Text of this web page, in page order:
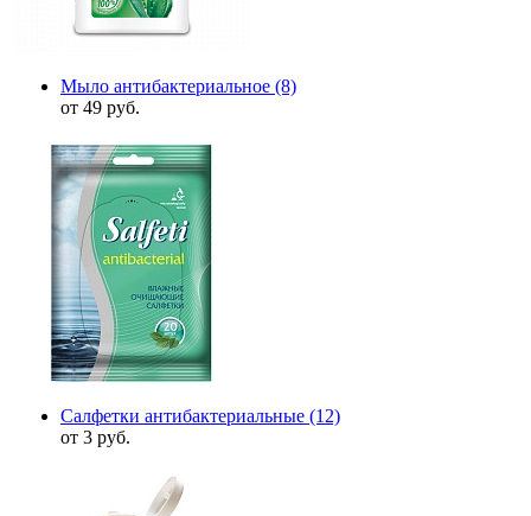
Мыло антибактериальное (8)
от 49 руб.
Салфетки антибактериальные (12)
от 3 руб.